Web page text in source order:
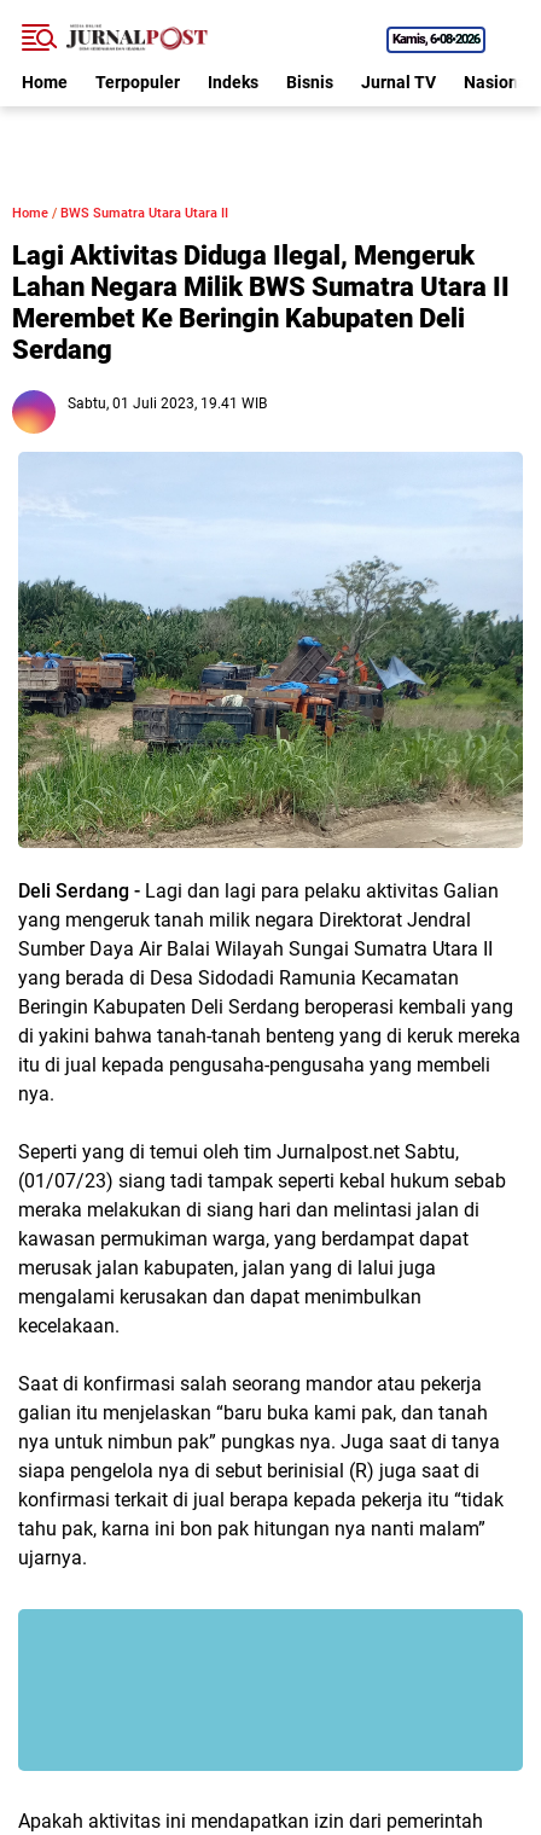
Kamis 6•08•2026
Home Terpopuler Indeks Bisnis Jurnal TV Nasional
Home / BWS Sumatra Utara Utara II
Lagi Aktivitas Diduga Ilegal, Mengeruk
Lahan Negara Milik BWS Sumatra Utara II
Merembet Ke Beringin Kabupaten Deli
Serdang
Sabtu, 01 Juli 2023, 19.41 WIB
Deli Serdang - Lagi dan lagi para pelaku aktivitas Galian
yang mengeruk tanah milik negara Direktorat Jendral
Sumber Daya Air Balai Wilayah Sungai Sumatra Utara II
yang berada di Desa Sidodadi Ramunia Kecamatan
Beringin Kabupaten Deli Serdang beroperasi kembali yang
di yakini bahwa tanah-tanah benteng yang di keruk mereka
itu di jual kepada pengusaha-pengusaha yang membeli
nya.
Seperti yang di temui oleh tim Jurnalpost.net Sabtu,
(01/07/23) siang tadi tampak seperti kebal hukum sebab
meraka melakukan di siang hari dan melintasi jalan di
kawasan permukiman warga, yang berdampat dapat
merusak jalan kabupaten, jalan yang di lalui juga
mengalami kerusakan dan dapat menimbulkan
kecelakaan.
Saat di konfirmasi salah seorang mandor atau pekerja
galian itu menjelaskan “baru buka kami pak, dan tanah
nya untuk nimbun pak” pungkas nya. Juga saat di tanya
siapa pengelola nya di sebut berinisial (R) juga saat di
konfirmasi terkait di jual berapa kepada pekerja itu “tidak
tahu pak, karna ini bon pak hitungan nya nanti malam”
ujarnya.
Apakah aktivitas ini mendapatkan izin dari pemerintah